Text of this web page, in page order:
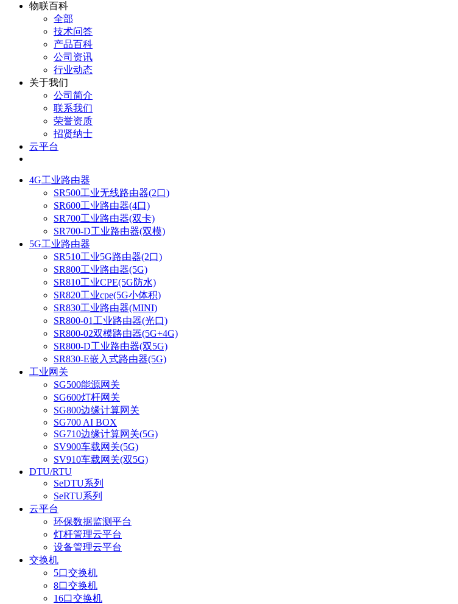
物联百科
全部
技术问答
产品百科
公司资讯
行业动态
关于我们
公司简介
联系我们
荣誉资质
招贤纳士
云平台
4G工业路由器
SR500工业无线路由器(2口)
SR600工业路由器(4口)
SR700工业路由器(双卡)
SR700-D工业路由器(双模)
5G工业路由器
SR510工业5G路由器(2口)
SR800工业路由器(5G)
SR810工业CPE(5G防水)
SR820工业cpe(5G小体积)
SR830工业路由器(MINI)
SR800-01工业路由器(光口)
SR800-02双模路由器(5G+4G)
SR800-D工业路由器(双5G)
SR830-E嵌入式路由器(5G)
工业网关
SG500能源网关
SG600灯杆网关
SG800边缘计算网关
SG700 AI BOX
SG710边缘计算网关(5G)
SV900车载网关(5G)
SV910车载网关(双5G)
DTU/RTU
SeDTU系列
SeRTU系列
云平台
环保数据监测平台
灯杆管理云平台
设备管理云平台
交换机
5口交换机
8口交换机
16口交换机